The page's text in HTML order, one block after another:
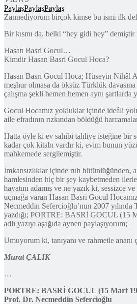
PaylaşPaylaşPaylaş
Zannediyorum birçok kimse bu ismi ilk
Bir kısmı da, belki “hey gidi hey” demiştir
Hasan Basri Gocul…
Kimdir Hasan Basri Gocul Hoca?
Hasan Basri Gocul Hoca; Hüseyin Nihâl
meşhur olmasa da öksüz Türklük
çalışma şekli hemen hemen aynı şartlarda
Gocul Hocamız yokluklar içinde ideâli
aile efradının rızkından böldüğü
Hatta öyle ki ev sahibi tahliye isteğine bir
kadar çok kitabı vardır ki, evim bunun
mahkemede sergilemiştir.
İmkansızlıklar içinde ruh bütünlüğünden,
hamlesinden hiç bir şey kaybetmeden
hayatını adamış ve ne yazık ki, sessizce
uçmağa varan Hasan Basri Gocul
Necmeddin Sefercioğlu’nun 2007 yılında
yazdığı; PORTRE: BASRİ GOCUL (15
adlı yazıyı aşağıda aynen paylaşıyorum;
Umuyorum ki, tanıyanı ve rahmetle ananı
Murat ÇALIK
…
PORTRE: BASRİ GOCUL (15 Mart
Prof. Dr. Necmeddin Sefercioğlu